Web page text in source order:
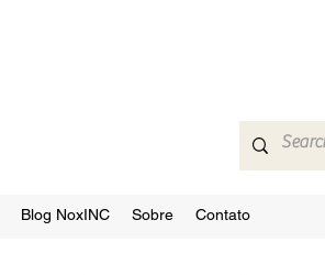
Blog NoxINC Sobre Contato